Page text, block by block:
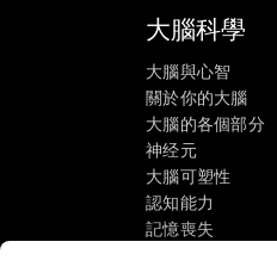
大腦科學
大腦與心智
關於你的大腦
大腦的各個部分
神经元
大腦可塑性
認知能力
記憶喪失